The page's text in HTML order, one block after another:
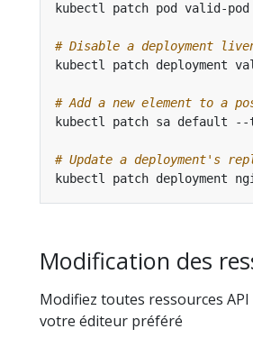
kubectl patch pod valid-
# Disable a deployment
kubectl patch deployment
# Add a new element to a
kubectl patch sa default --
# Update a deployment's
kubectl patch deployment
Modification des
Modifiez toutes ressources
votre éditeur préféré